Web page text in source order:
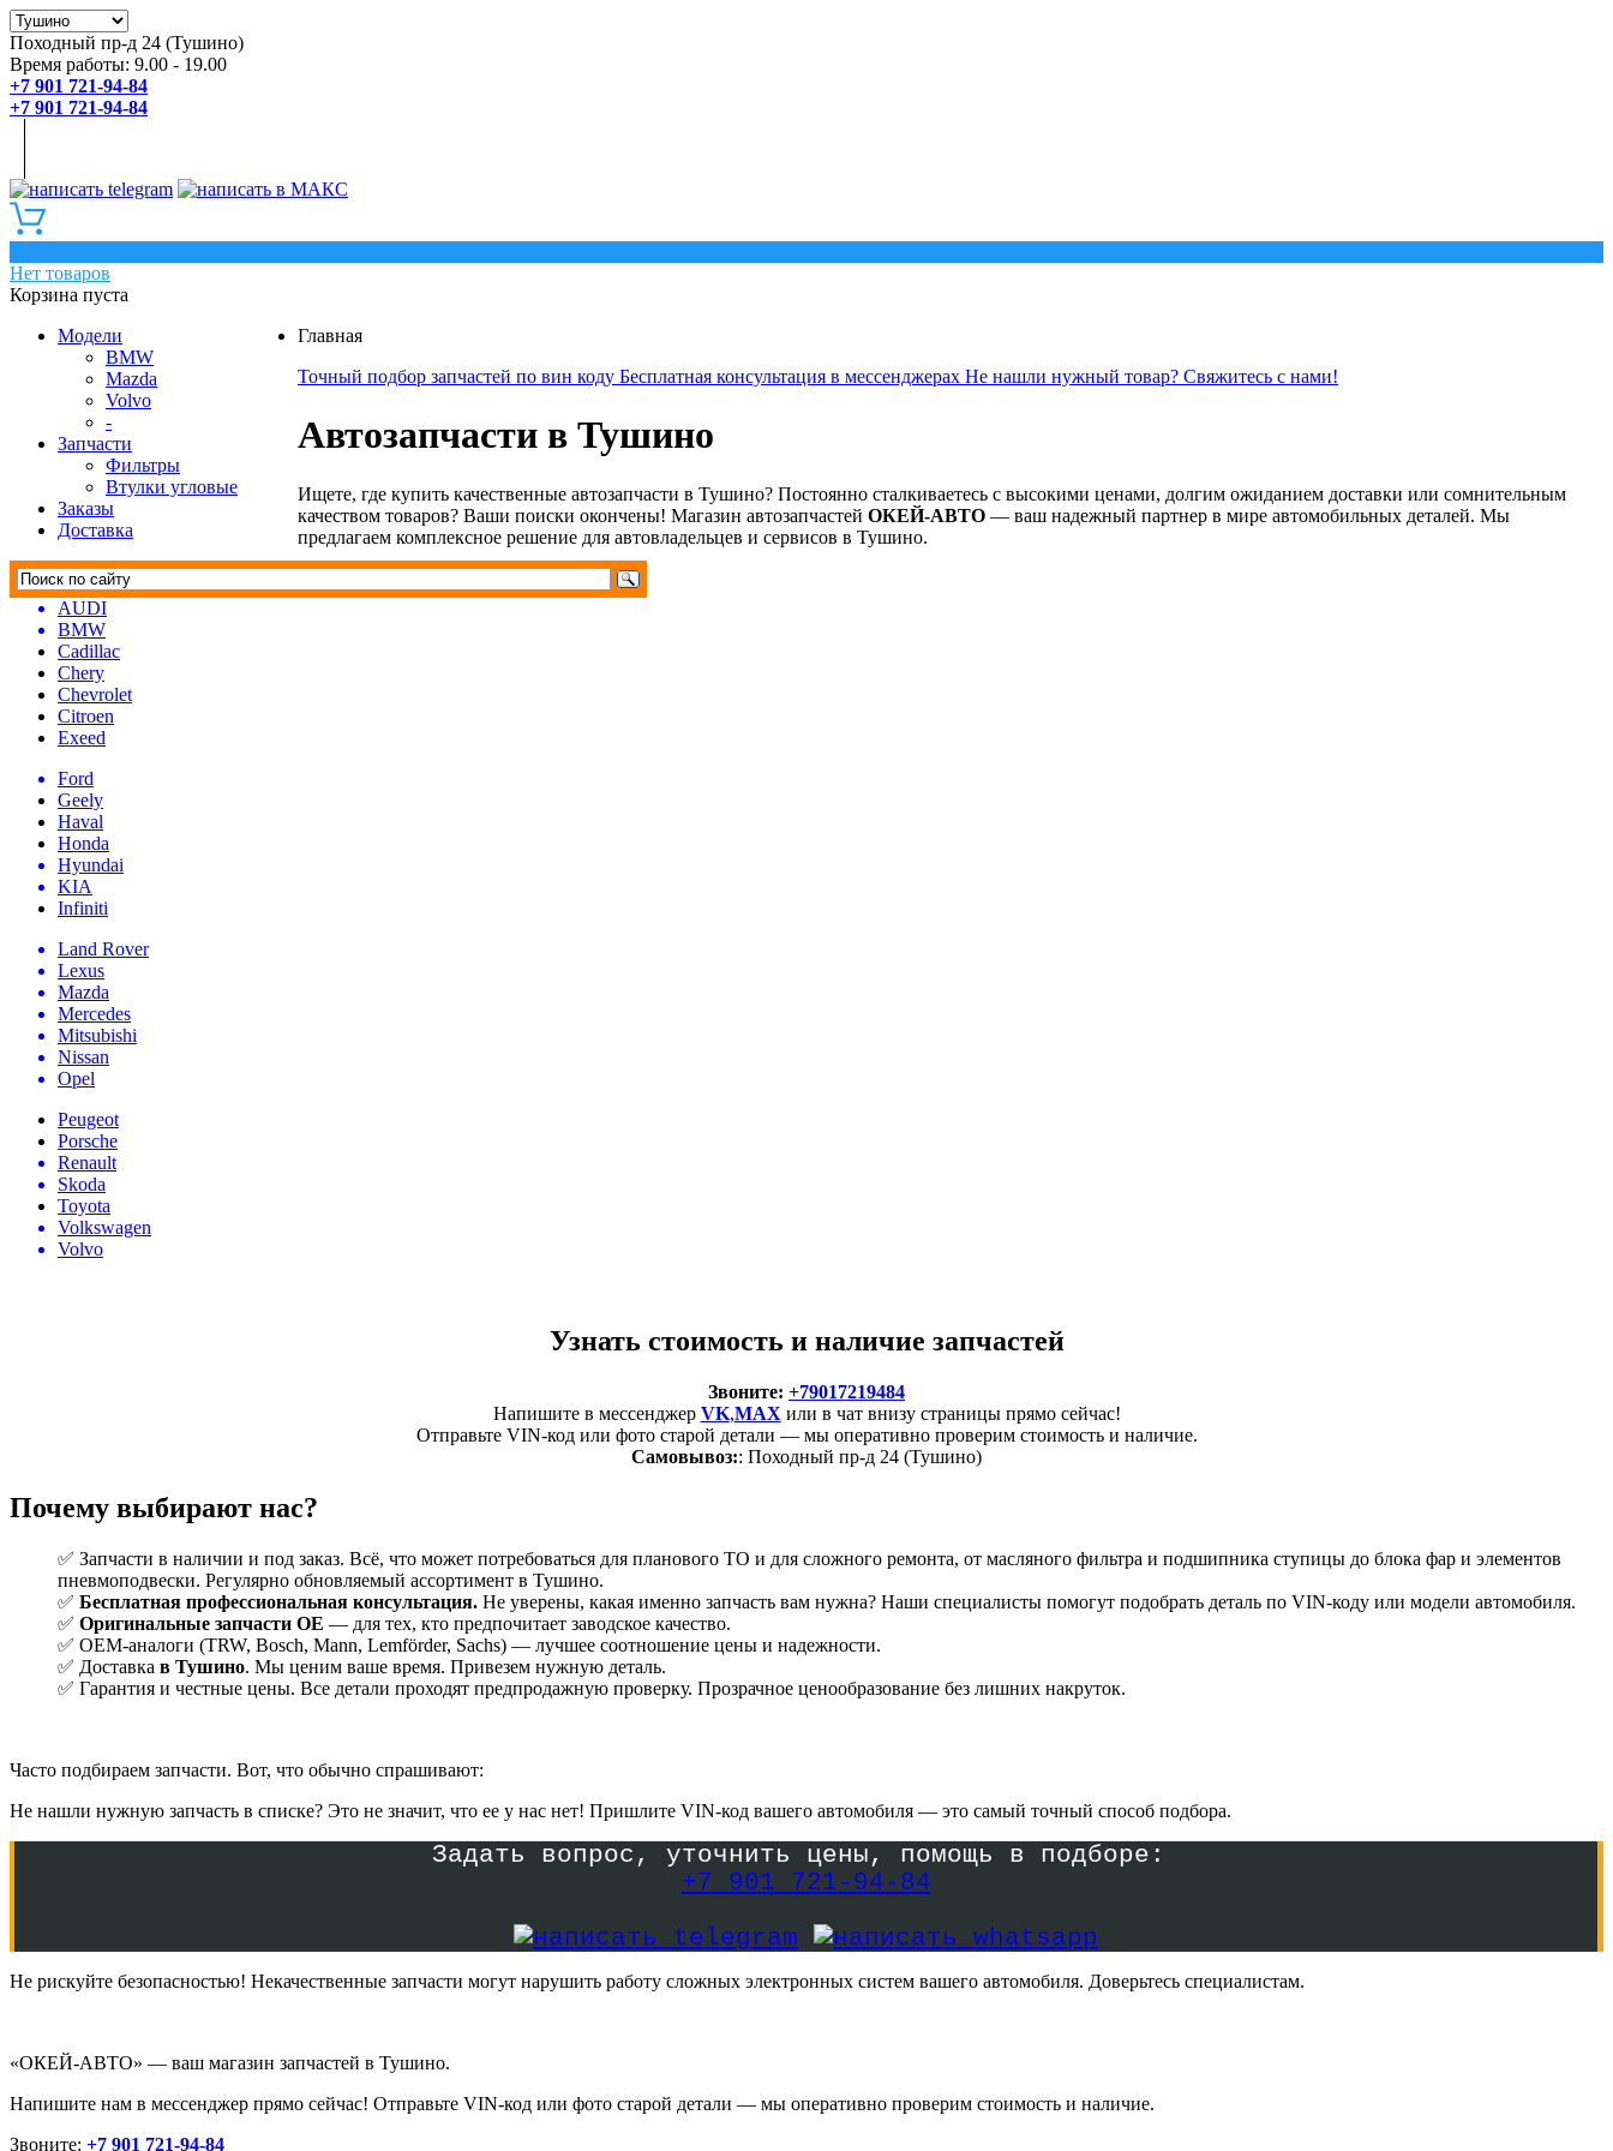
Походный пр-д 24 (Тушино)
Время работы: 9.00 - 19.00
+7 901 721-94-84
+7 901 721-94-84
Нет товаров
Корзина пуста
Модели
BMW
Mazda
Volvo
-
Запчасти
Фильтры
Втулки угловые
Заказы
Доставка
Главная
Точный подбор запчастей по вин коду Бесплатная консультация в мессенджерах Не нашли нужный товар? Свяжитесь с нами!
Автозапчасти в Тушино
Ищете, где купить качественные автозапчасти в Тушино? Постоянно сталкиваетесь с высокими ценами, долгим ожиданием доставки или сомнительным
качеством товаров? Ваши поиски окончены! Магазин автозапчастей ОКЕЙ-АВТО — ваш надежный партнер в мире автомобильных деталей. Мы
предлагаем комплексное решение для автовладельцев и сервисов в Тушино.
AUDI
BMW
Cadillac
Chery
Chevrolet
Citroen
Exeed
Ford
Geely
Haval
Honda
Hyundai
KIA
Infiniti
Land Rover
Lexus
Mazda
Mercedes
Mitsubishi
Nissan
Opel
Peugeot
Porsche
Renault
Skoda
Toyota
Volkswagen
Volvo
Узнать стоимость и наличие запчастей
Звоните: +79017219484
Напишите в мессенджер VK,MAX или в чат внизу страницы прямо сейчас!
Отправьте VIN-код или фото старой детали — мы оперативно проверим стоимость и наличие.
Самовывоз:: Походный пр-д 24 (Тушино)
Почему выбирают нас?
✅ Запчасти в наличии и под заказ. Всё, что может потребоваться для планового ТО и для сложного ремонта, от масляного фильтра и подшипника ступицы до блока фар и элементов
пневмоподвески. Регулярно обновляемый ассортимент в Тушино.
✅ Бесплатная профессиональная консультация. Не уверены, какая именно запчасть вам нужна? Наши специалисты помогут подобрать деталь по VIN-коду или модели автомобиля.
✅ Оригинальные запчасти OE — для тех, кто предпочитает заводское качество.
✅ OEM-аналоги (TRW, Bosch, Mann, Lemförder, Sachs) — лучшее соотношение цены и надежности.
✅ Доставка в Тушино. Мы ценим ваше время. Привезем нужную деталь.
✅ Гарантия и честные цены. Все детали проходят предпродажную проверку. Прозрачное ценообразование без лишних накруток.
Часто подбираем запчасти. Вот, что обычно спрашивают:
Не нашли нужную запчасть в списке? Это не значит, что ее у нас нет! Пришлите VIN-код вашего автомобиля — это самый точный способ подбора.
Задать вопрос, уточнить цены, помощь в подборе:
+7 901 721-94-84
Не рискуйте безопасностью! Некачественные запчасти могут нарушить работу сложных электронных систем вашего автомобиля. Доверьтесь специалистам.
«ОКЕЙ-АВТО» — ваш магазин запчастей в Тушино.
Напишите нам в мессенджер прямо сейчас! Отправьте VIN-код или фото старой детали — мы оперативно проверим стоимость и наличие.
Звоните: +7 901 721-94-84